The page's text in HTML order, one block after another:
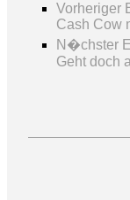
Vorheriger
Cash Cow
N�chster
Geht doch